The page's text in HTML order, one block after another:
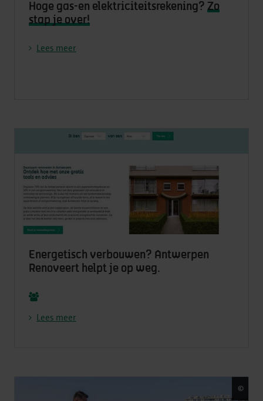
Hoge gas-en elektriciteitsrekening? Zo
stap je over!
Lees meer
Energetisch verbouwen? Antwerpen
Renoveert helpt je op weg.
Lees meer
©